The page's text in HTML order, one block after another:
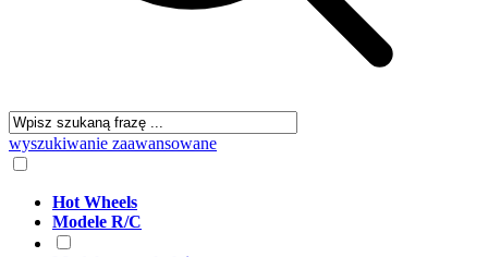
wyszukiwanie zaawansowane
Hot Wheels
Modele R/C